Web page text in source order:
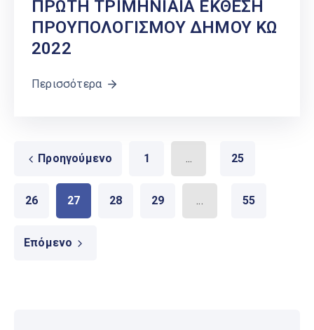
ΠΡΩΤΗ ΤΡΙΜΗΝΙΑΙΑ ΕΚΘΕΣΗ
ΠΡΟΥΠΟΛΟΓΙΣΜΟΥ ΔΗΜΟΥ ΚΩ
2022
Περισσότερα
Προηγούμενο 1 ... 25
26 27 28 29 ... 55
Επόμενο